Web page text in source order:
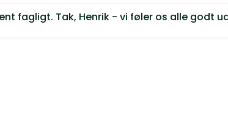
fagligt. Tak, Henrik - vi føler os alle godt